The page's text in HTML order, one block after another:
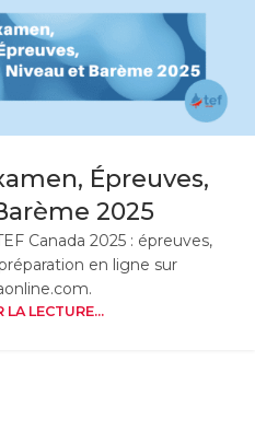
Épreuves,
2025
Canada 2025 : épreuves,
en ligne sur
LA LECTURE...